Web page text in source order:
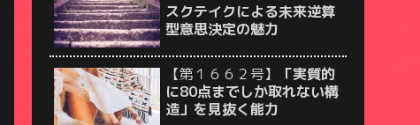
スクテイクによる未来逆算
型意思決定の魅力
【第１６６２号】
「実質的
に80点までしか取れない構
造」を見抜く能力